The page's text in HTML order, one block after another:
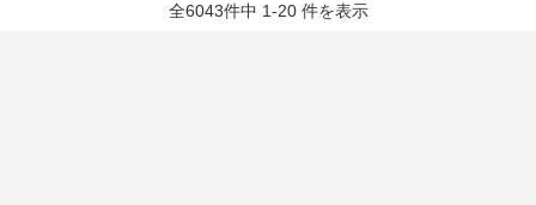
全6043件中 1-20 件を表示